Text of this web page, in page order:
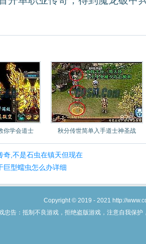
你学会道士 秋分传世简单入手道士神圣战
奇,不是石虫在镇天但现在
巨型蠕虫怎么办详细
Copyright © 2019 - 2021 http://
忠告：抵制不良游戏，拒绝盗版游戏，注意自我保